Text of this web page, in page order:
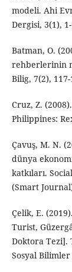
modeli. Ahi
Dergisi, 3(1),
Batman, O.
rehberlerinin
Bilig, 7(2), 117-
Cruz, Z.
Philippines:
Çavuş, M. N.
dünya
katkıları.
(Smart
Çelik, E.
Turist,
Doktora Tezi].
Sosyal